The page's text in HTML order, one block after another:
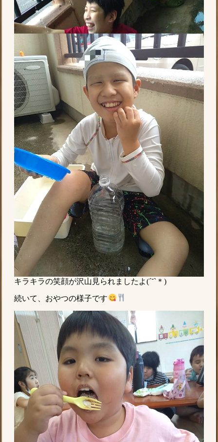
キラキラの笑顔が沢山見られましたよ(´˘`＊)
続いて、おやつの様子です